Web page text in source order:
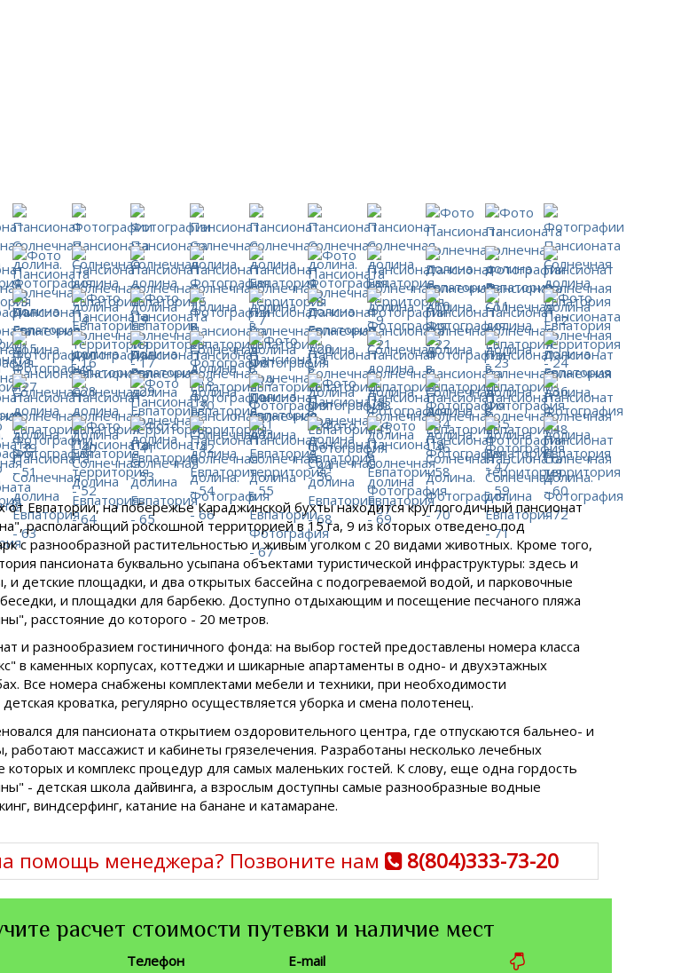
от Евпатории, на побережье Караджинской бухты находится круглогодичный пансионат
располагающий роскошной территорией в 15 га, 9 из которых отведено под
с разнообразной растительностью и живым уголком с 20 видами животных. Кроме того,
пансионата буквально усыпана объектами туристической инфраструктуры: здесь и
и детские площадки, и два открытых бассейна с подогреваемой водой, и парковочные
и площадки для барбекю. Доступно отдыхающим и посещение песчаного пляжа
расстояние до которого - 20 метров.
и разнообразием гостиничного фонда: на выбор гостей предоставлены номера класса
в каменных корпусах, коттеджи и шикарные апартаменты в одно- и двухэтажных
Все номера снабжены комплектами мебели и техники, при необходимости
кроватка, регулярно осуществляется уборка и смена полотенец.
для пансионата открытием оздоровительного центра, где отпускаются бальнео- и
массажист и кабинеты грязелечения. Разработаны несколько лечебных
которых и комплекс процедур для самых маленьких гостей. К слову, еще одна гордость
- детская школа дайвинга, а взрослым доступны самые разнообразные водные
виндсерфинг, катание на банане и катамаране.
помощь менеджера? Позвоните нам 8(804)333-73-20
расчет стоимости путевки и наличие мест
Телефон E-mail